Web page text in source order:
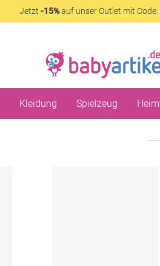
Jetzt -15%auf unser Outlet mit Code:
Kleidung Spielzeug